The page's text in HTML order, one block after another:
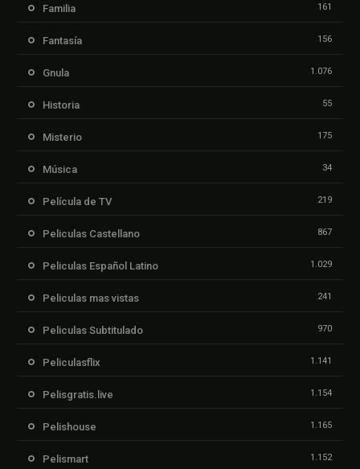
Familia 161
Fantasía 156
Gnula 1.076
Historia 55
Misterio 175
Música 34
Película de TV 219
Peliculas Castellano 867
Peliculas Español Latino 1.029
Peliculas mas vistas 241
Peliculas Subtitulado 970
Peliculasflix 1.141
Pelisgratis.live 1.154
Pelishouse 1.165
Pelismart 1.152